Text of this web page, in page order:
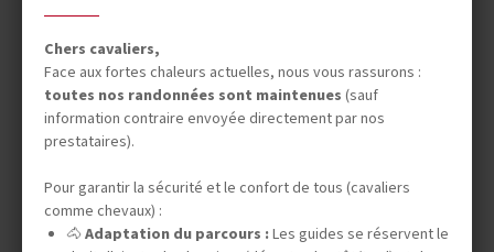
INFOS ÉQUESTRES
INFOS PRATIQUES
Chers cavaliers,
Face aux fortes chaleurs actuelles, nous vous rassurons :
toutes nos randonnées sont maintenues (sauf
information contraire envoyée directement par nos
prestataires).
Pour garantir la sécurité et le confort de tous (cavaliers
comme chevaux) :
🐴 Adaptation du parcours :Les guides se réservent le